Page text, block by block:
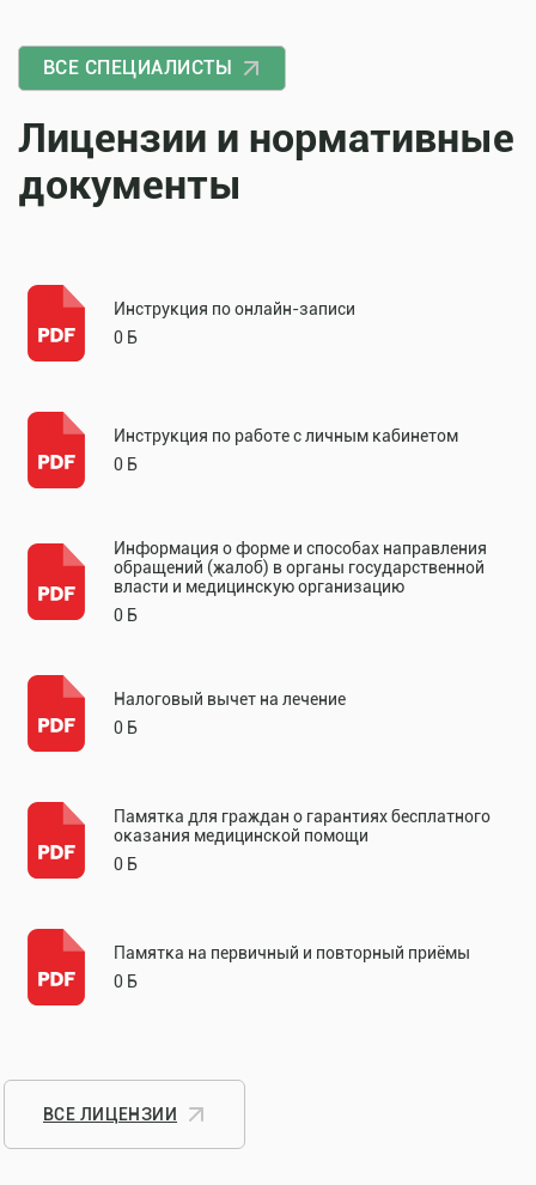
ВСЕ СПЕЦИАЛИСТЫ
Лицензии и нормативные
документы
Инструкция по онлайн-записи
0 Б
Инструкция по работе с личным кабинетом
0 Б
Информация о форме и способах направления
обращений (жалоб) в органы государственной
власти и медицинскую организацию
0 Б
Налоговый вычет на лечение
0 Б
Памятка для граждан о гарантиях бесплатного
оказания медицинской помощи
0 Б
Памятка на первичный и повторный приёмы
0 Б
ВСЕ ЛИЦЕНЗИИ